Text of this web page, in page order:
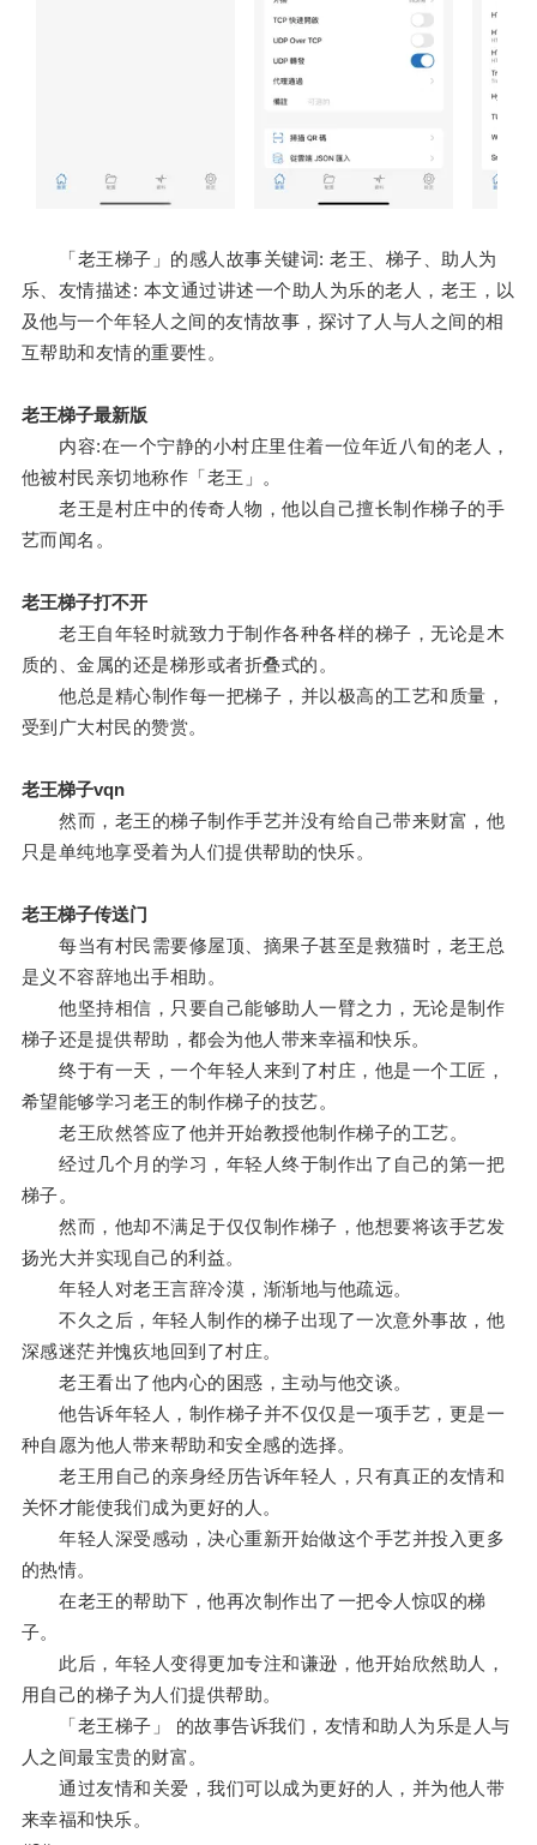
「老王梯子」的感人故事关键词: 老王、梯子、助人为
乐、友情描述: 本文通过讲述一个助人为乐的老人，老王，以
及他与一个年轻人之间的友情故事，探讨了人与人之间的相
互帮助和友情的重要性。
老王梯子最新版
内容:在一个宁静的小村庄里住着一位年近八旬的老人，
他被村民亲切地称作「老王」。
老王是村庄中的传奇人物，他以自己擅长制作梯子的手
艺而闻名。
老王梯子打不开
老王自年轻时就致力于制作各种各样的梯子，无论是木
质的、金属的还是梯形或者折叠式的。
他总是精心制作每一把梯子，并以极高的工艺和质量，
受到广大村民的赞赏。
老王梯子vqn
然而，老王的梯子制作手艺并没有给自己带来财富，他
只是单纯地享受着为人们提供帮助的快乐。
老王梯子传送门
每当有村民需要修屋顶、摘果子甚至是救猫时，老王总
是义不容辞地出手相助。
他坚持相信，只要自己能够助人一臂之力，无论是制作
梯子还是提供帮助，都会为他人带来幸福和快乐。
终于有一天，一个年轻人来到了村庄，他是一个工匠，
希望能够学习老王的制作梯子的技艺。
老王欣然答应了他并开始教授他制作梯子的工艺。
经过几个月的学习，年轻人终于制作出了自己的第一把
梯子。
然而，他却不满足于仅仅制作梯子，他想要将该手艺发
扬光大并实现自己的利益。
年轻人对老王言辞冷漠，渐渐地与他疏远。
不久之后，年轻人制作的梯子出现了一次意外事故，他
深感迷茫并愧疚地回到了村庄。
老王看出了他内心的困惑，主动与他交谈。
他告诉年轻人，制作梯子并不仅仅是一项手艺，更是一
种自愿为他人带来帮助和安全感的选择。
老王用自己的亲身经历告诉年轻人，只有真正的友情和
关怀才能使我们成为更好的人。
年轻人深受感动，决心重新开始做这个手艺并投入更多
的热情。
在老王的帮助下，他再次制作出了一把令人惊叹的梯
子。
此后，年轻人变得更加专注和谦逊，他开始欣然助人，
用自己的梯子为人们提供帮助。
「老王梯子」 的故事告诉我们，友情和助人为乐是人与
人之间最宝贵的财富。
通过友情和关爱，我们可以成为更好的人，并为他人带
来幸福和快乐。